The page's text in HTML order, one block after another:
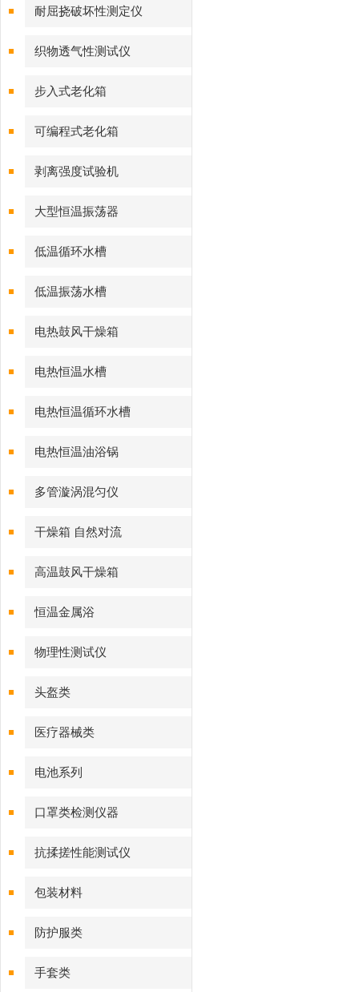
耐屈挠破坏性测定仪
织物透气性测试仪
步入式老化箱
可编程式老化箱
剥离强度试验机
大型恒温振荡器
低温循环水槽
低温振荡水槽
电热鼓风干燥箱
电热恒温水槽
电热恒温循环水槽
电热恒温油浴锅
多管漩涡混匀仪
干燥箱 自然对流
高温鼓风干燥箱
恒温金属浴
物理性测试仪
头盔类
医疗器械类
电池系列
口罩类检测仪器
抗揉搓性能测试仪
包装材料
防护服类
手套类